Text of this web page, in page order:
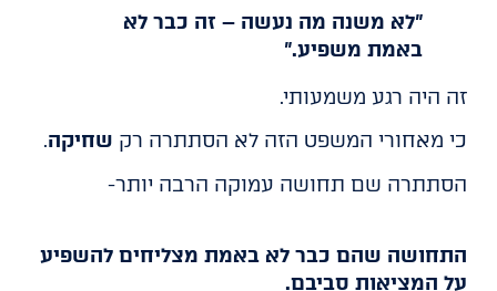
"לא משנה מה נעשה – זה כבר לא
באמת משפיע."
זה היה רגע משמעותי.
כי מאחורי המשפט הזה לא הסתתרה רק שחיקה.
הסתתרה שם תחושה עמוקה הרבה יותר-
התחושה שהם כבר לא באמת מצליחים להשפיע
על המציאות סביבם.